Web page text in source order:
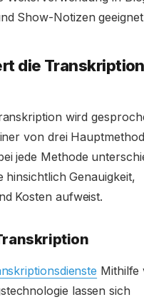
Show-Notizen
die
wird
von drei
jede Methode
hinsichtlich Genauigkeit,
Kosten aufweist.
Mithilfe
lassen sich